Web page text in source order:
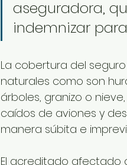
aseguradora,
indemnizar
La cobertura del
naturales como son
árboles, granizo o
caídos de aviones y
manera súbita e
El acreditado afectado